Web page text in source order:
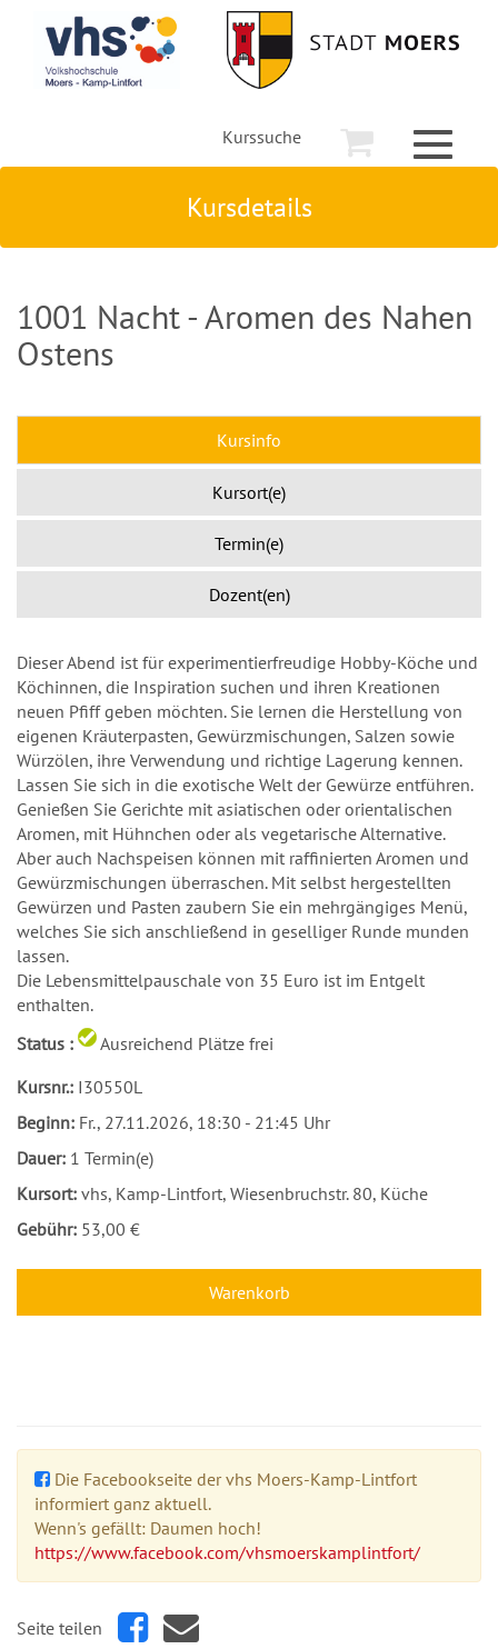
Kurssuche
Toggle
Kursdetails
1001 Nacht - Aromen des Nahen
Ostens
Kursinfo
Kursort(e)
Termin(e)
Dozent(en)
Dieser Abend ist für experimentierfreudige Hobby-Köche und
Köchinnen, die Inspiration suchen und ihren Kreationen
neuen Pfiff geben möchten. Sie lernen die Herstellung von
eigenen Kräuterpasten, Gewürzmischungen, Salzen sowie
Würzölen, ihre Verwendung und richtige Lagerung kennen.
Lassen Sie sich in die exotische Welt der Gewürze entführen.
Genießen Sie Gerichte mit asiatischen oder orientalischen
Aromen, mit Hühnchen oder als vegetarische Alternative.
Aber auch Nachspeisen können mit raffinierten Aromen und
Gewürzmischungen überraschen. Mit selbst hergestellten
Gewürzen und Pasten zaubern Sie ein mehrgängiges Menü,
welches Sie sich anschließend in geselliger Runde munden
lassen.
Die Lebensmittelpauschale von 35 Euro ist im Entgelt
enthalten.
Status :
Ausreichend Plätze frei
Kursnr.: I30550L
Beginn: Fr., 27.11.2026, 18:30 - 21:45 Uhr
Dauer: 1 Termin(e)
Kursort: vhs, Kamp-Lintfort, Wiesenbruchstr. 80, Küche
Gebühr: 53,00 €
Warenkorb
Die Facebookseite der vhs Moers-Kamp-Lintfort
informiert ganz aktuell.
Wenn's gefällt: Daumen hoch!
https://www.facebook.com/vhsmoerskamplintfort/
Seite teilen